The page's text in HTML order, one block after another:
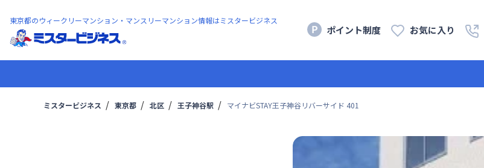
東京都のウィークリーマンション・マンスリーマンション情報はミスタービジネス
ポイント制度 お気に入り
ミスタービジネス 東京都 北区 王子神谷駅 マイナビSTAY王子神谷リバーサイド 401